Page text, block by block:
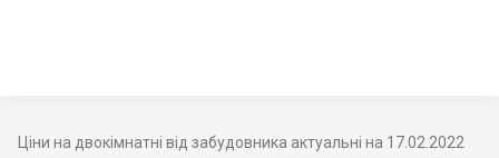
Ціни на двокімнатні від забудовника актуальні на 17.02.2022